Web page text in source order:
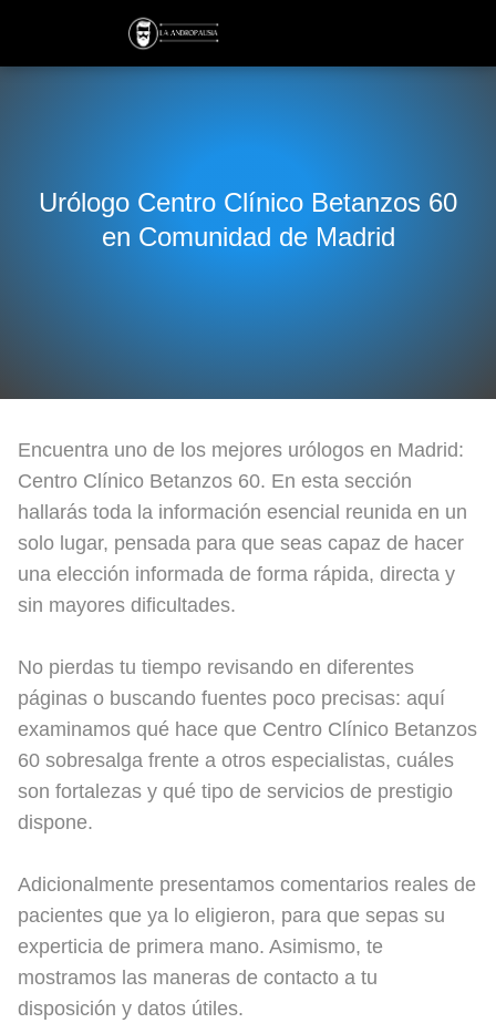
Urólogo Centro Clínico Betanzos 60
en Comunidad de Madrid
Encuentra uno de los mejores urólogos en Madrid:
Centro Clínico Betanzos 60. En esta sección
hallarás toda la información esencial reunida en un
solo lugar, pensada para que seas capaz de hacer
una elección informada de forma rápida, directa y
sin mayores dificultades.
No pierdas tu tiempo revisando en diferentes
páginas o buscando fuentes poco precisas: aquí
examinamos qué hace que Centro Clínico Betanzos
60 sobresalga frente a otros especialistas, cuáles
son fortalezas y qué tipo de servicios de prestigio
dispone.
Adicionalmente presentamos comentarios reales de
pacientes que ya lo eligieron, para que sepas su
experticia de primera mano. Asimismo, te
mostramos las maneras de contacto a tu
disposición y datos útiles.